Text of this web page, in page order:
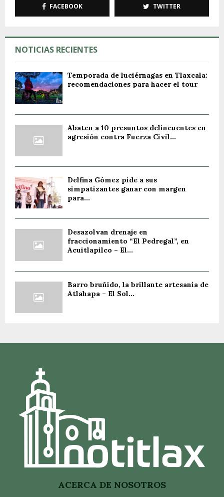
FACEBOOK TWITTER
NOTICIAS RECIENTES
Temporada de luciérnagas en Tlaxcala:
recomendaciones para hacer el tour
Abaten a 10 presuntos delincuentes en
agresión contra Fuerza Civil...
Delfina Gómez pide a sus
simpatizantes ganar con margen
para...
Desazolvan drenaje en
fraccionamiento “El Pedregal”, en
Acuitlapilco – El...
Barro bruñido, la brillante artesanía de
Atlahapa – El Sol...
ACERCA DE NOSOTROS